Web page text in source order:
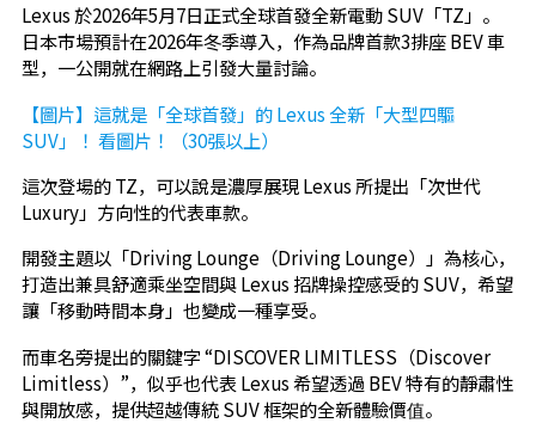
Lexus 於2026年5月7日正式全球首發全新電動 SUV「TZ」。
日本市場預計在2026年冬季導入，作為品牌首款3排座 BEV 車
型，一公開就在網路上引發大量討論。
【圖片】這就是「全球首發」的 Lexus 全新「大型四驅
SUV」！ 看圖片！（30張以上）
這次登場的 TZ，可以說是濃厚展現 Lexus 所提出「次世代
Luxury」方向性的代表車款。
開發主題以「Driving Lounge（Driving Lounge）」為核心，
打造出兼具舒適乘坐空間與 Lexus 招牌操控感受的 SUV，希望
讓「移動時間本身」也變成一種享受。
而車名旁提出的關鍵字 “DISCOVER LIMITLESS（Discover
Limitless）”，似乎也代表 Lexus 希望透過 BEV 特有的靜肅性
與開放感，提供超越傳統 SUV 框架的全新體驗價值。